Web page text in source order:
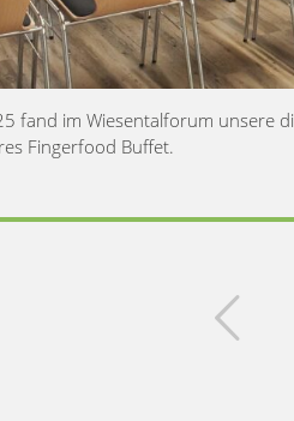
fand im Wiesentalforum unsere
Fingerfood Buffet.